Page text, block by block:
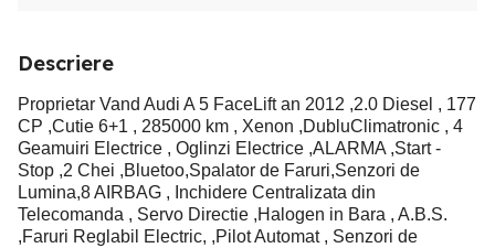
Descriere
Proprietar Vand Audi A 5 FaceLift an 2012 ,2.0 Diesel , 177
CP ,Cutie 6+1 , 285000 km , Xenon ,DubluClimatronic , 4
Geamuiri Electrice , Oglinzi Electrice ,ALARMA ,Start -
Stop ,2 Chei ,Bluetoo,Spalator de Faruri,Senzori de
Lumina,8 AIRBAG , Inchidere Centralizata din
Telecomanda , Servo Directie ,Halogen in Bara , A.B.S.
,Faruri Reglabil Electric, ,Pilot Automat , Senzori de